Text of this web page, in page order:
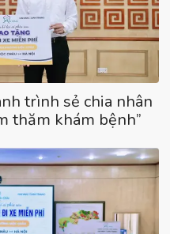
trình sẻ chia nhân
thăm khám bệnh”